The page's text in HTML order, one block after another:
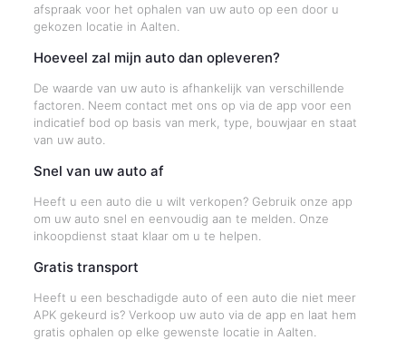
afspraak voor het ophalen van uw auto op een door u
gekozen locatie in Aalten.
Hoeveel zal mijn auto dan opleveren?
De waarde van uw auto is afhankelijk van verschillende
factoren. Neem contact met ons op via de app voor een
indicatief bod op basis van merk, type, bouwjaar en staat
van uw auto.
Snel van uw auto af
Heeft u een auto die u wilt verkopen? Gebruik onze app
om uw auto snel en eenvoudig aan te melden. Onze
inkoopdienst staat klaar om u te helpen.
Gratis transport
Heeft u een beschadigde auto of een auto die niet meer
APK gekeurd is? Verkoop uw auto via de app en laat hem
gratis ophalen op elke gewenste locatie in Aalten.